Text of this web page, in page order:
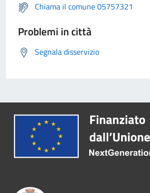
Chiama il comune 05757321
Problemi in città
Segnala disservizio